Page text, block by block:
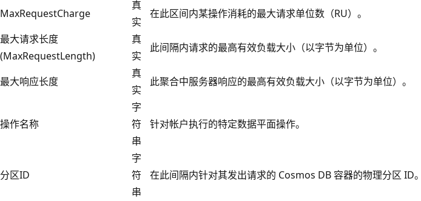
MaxRequestCharge
真
实
在此区间内某操作消耗的最大请求单位数（RU）。
最大请求长度
(MaxRequestLength)
真
实
此间隔内请求的最高有效负载大小（以字节为单位）。
最大响应长度
真
实
此聚合中服务器响应的最高有效负载大小（以字节为单位）。
操作名称
字
符
串
针对帐户执行的特定数据平面操作。
分区ID
字
符
串
在此间隔内针对其发出请求的 Cosmos DB 容器的物理分区 ID。